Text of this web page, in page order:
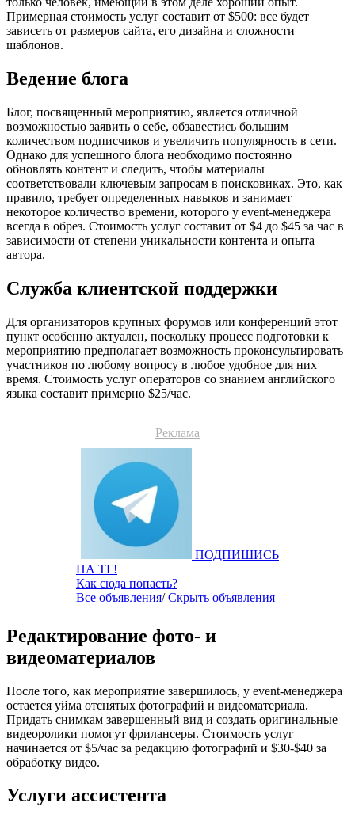
Примерная стоимость услуг составит от $500: все будет
зависеть от размеров сайта, его дизайна и сложности
шаблонов.
Ведение блога
Блог, посвященный мероприятию, является отличной
возможностью заявить о себе, обзавестись большим
количеством подписчиков и увеличить популярность в сети.
Однако для успешного блога необходимо постоянно
обновлять контент и следить, чтобы материалы
соответствовали ключевым запросам в поисковиках. Это, как
правило, требует определенных навыков и занимает
некоторое количество времени, которого у event-менеджера
всегда в обрез. Стоимость услуг составит от $4 до $45 за час в
зависимости от степени уникальности контента и опыта
автора.
Служба клиентской поддержки
Для организаторов крупных форумов или конференций этот
пункт особенно актуален, поскольку процесс подготовки к
мероприятию предполагает возможность проконсультировать
участников по любому вопросу в любое удобное для них
время. Стоимость услуг операторов со знанием английского
языка составит примерно $25/час.
Реклама
ПОДПИШИСЬ
НА ТГ!
Как сюда попасть?
Все объявления/Скрыть объявления
Редактирование фото- и
видеоматериалов
После того, как мероприятие завершилось, у event-менеджера
остается уйма отснятых фотографий и видеоматериала.
Придать снимкам завершенный вид и создать оригинальные
видеоролики помогут фрилансеры. Стоимость услуг
начинается от $5/час за редакцию фотографий и $30-$40 за
обработку видео.
Услуги ассистента